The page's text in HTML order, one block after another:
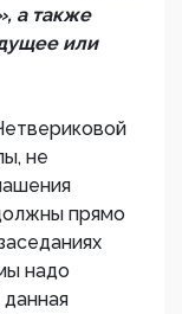
а также
или
не
прямо
надо